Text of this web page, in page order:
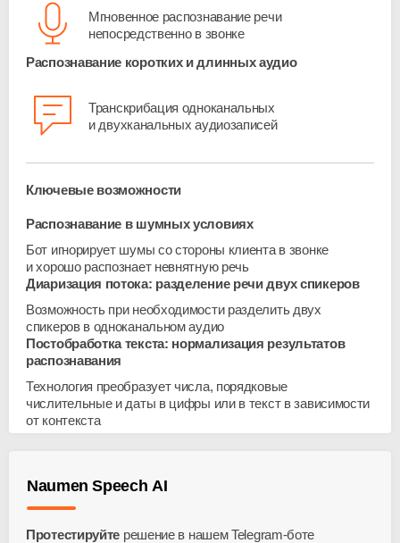
Мгновенное распознавание речи
непосредственно в звонке
Распознавание коротких и длинных аудио
Транскрибация одноканальных
и двухканальных аудиозаписей
Ключевые возможности
Распознавание в шумных условиях
Бот игнорирует шумы со стороны клиента в звонке
и хорошо распознает невнятную речь
Диаризация потока: разделение речи двух спикеров
Возможность при необходимости разделить двух
спикеров в одноканальном аудио
Постобработка текста: нормализация результатов
распознавания
Технология преобразует числа, порядковые
числительные и даты в цифры или в текст в зависимости
от контекста
Naumen Speech AI
Протестируйте решение в нашем Telegram-боте